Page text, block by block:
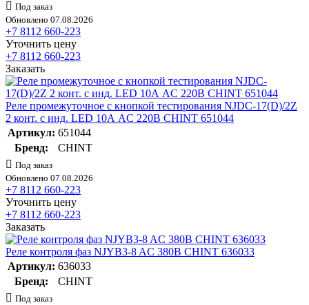
Под заказ
Обновлено 07.08.2026
+7 8112 660-223
Уточнить цену
+7 8112 660-223
Заказать
Реле промежуточное с кнопкой тестирования NJDC-17(D)/2Z
2 конт. с инд. LED 10А AC 220В CHINT 651044
Артикул: 651044
Бренд:
CHINT
Под заказ
Обновлено 07.08.2026
+7 8112 660-223
Уточнить цену
+7 8112 660-223
Заказать
Реле контроля фаз NJYB3-8 AC 380В CHINT 636033
Артикул: 636033
Бренд:
CHINT
Под заказ